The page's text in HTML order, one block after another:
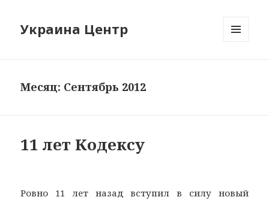
Украина Центр
Месяц: Сентябрь 2012
11 лет Кодексу
Ровно 11 лет назад вступил в силу новый